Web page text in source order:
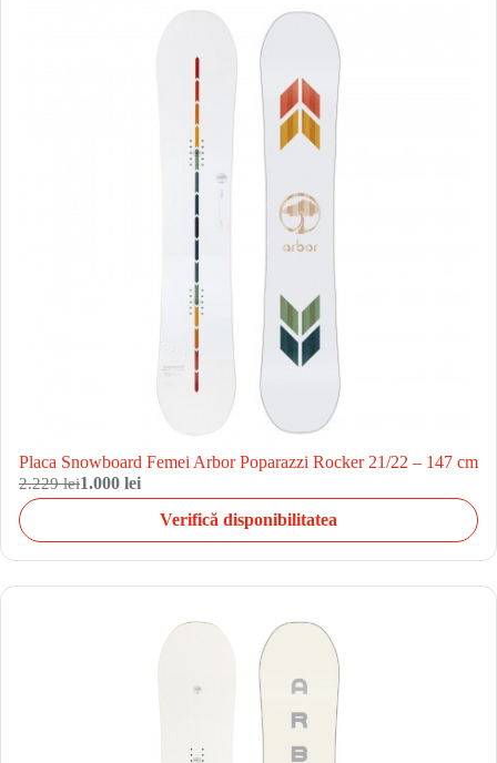
Placa Snowboard Femei Arbor Poparazzi Rocker 21/22 – 147 cm
2.229 lei1.000 lei
Verifică disponibilitatea